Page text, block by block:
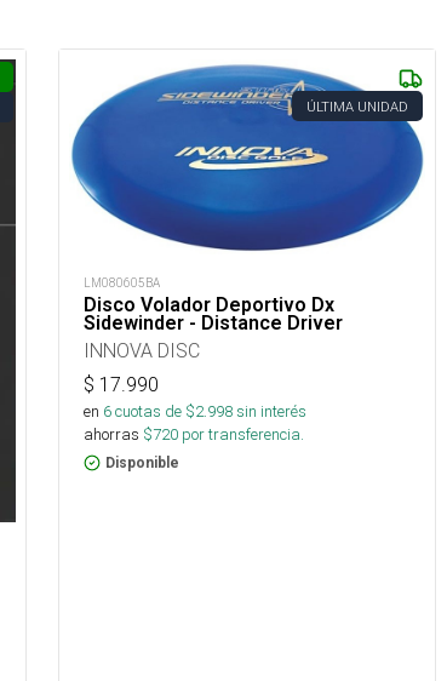
ÚLTIMA UNIDAD
LM080605BA
Disco Volador Deportivo Dx
Sidewinder - Distance Driver
INNOVA DISC
$ 17.990
en 6cuotas de $2.998sin interés
ahorras $720 por transferencia.
Disponible